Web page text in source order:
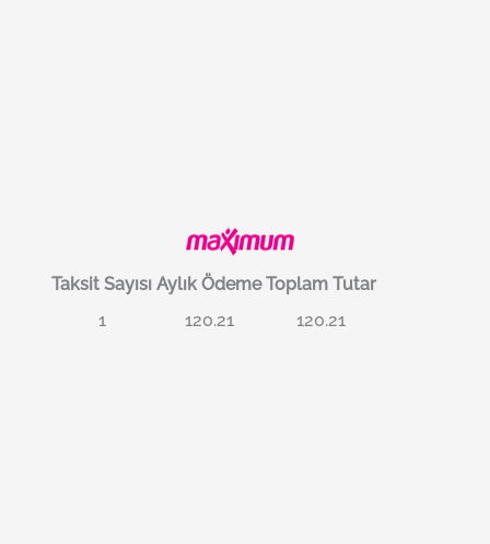
Taksit Sayısı Aylık Ödeme Toplam Tutar
1
120.21 120.21